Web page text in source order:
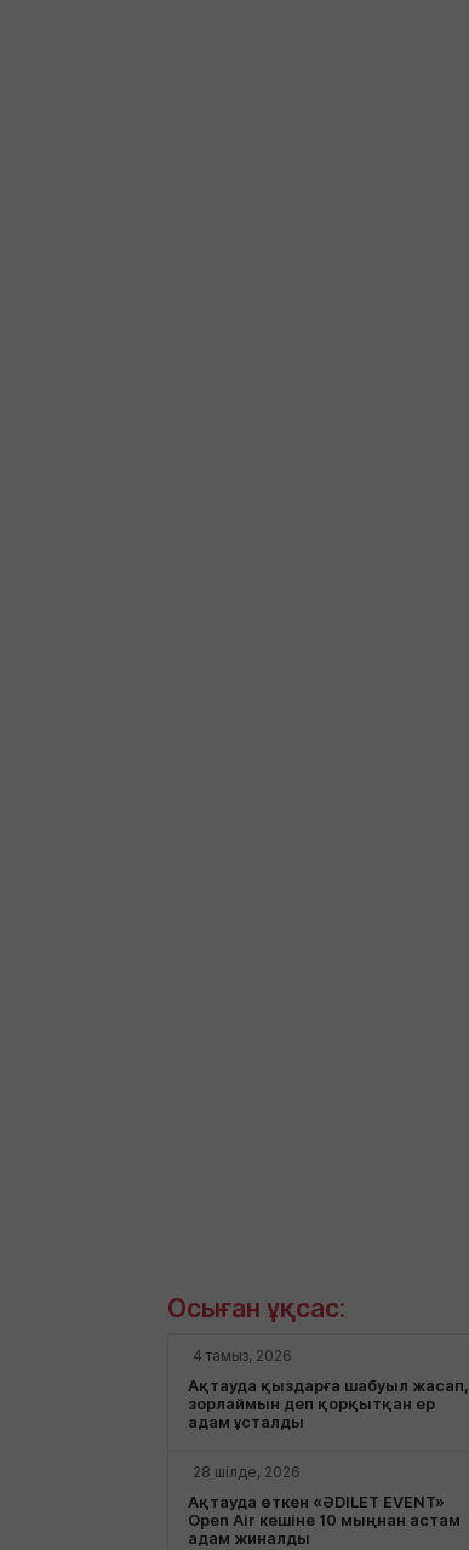
Осыған ұқсас:
4 тамыз, 2026
Ақтауда қыздарға шабуыл жасап,
зорлаймын деп қорқытқан ер
адам ұсталды
28 шілде, 2026
Ақтауда өткен «ӘDILET EVENT»
Open Air кешіне 10 мыңнан астам
адам жиналды